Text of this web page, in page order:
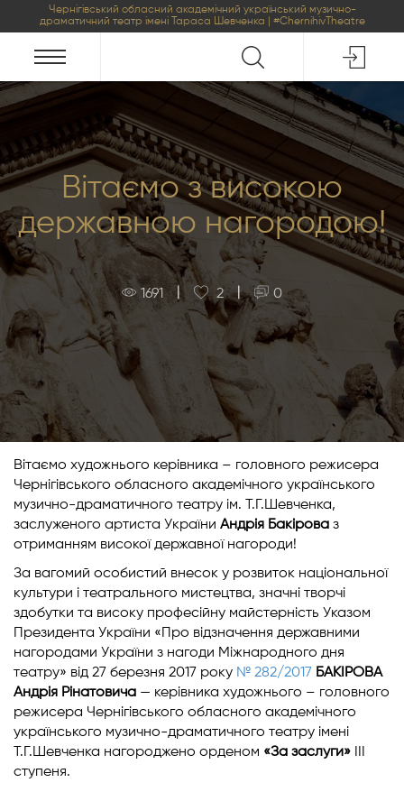
Чернігівський обласний академічний український музично-
драматичний театр імені Тараса Шевченка | #ChernihivTheatre
Вітаємо з високою
державною нагородою!
1691 | 2 | 0
Вітаємо художнього керівника – головного режисера
Чернігівського обласного академічного українського
музично-драматичного театру ім. Т.Г.Шевченка,
заслуженого артиста України Андрія Бакірова з
отриманням високої державної нагороди!
За вагомий особистий внесок у розвиток національної
культури і театрального мистецтва, значні творчі
здобутки та високу професійну майстерність Указом
Президента України «Про відзначення державними
нагородами України з нагоди Міжнародного дня
театру» від 27 березня 2017 року № 282/2017 БАКІРОВА
Андрія Рінатовича — керівника художнього – головного
режисера Чернігівського обласного академічного
українського музично-драматичного театру імені
Т.Г.Шевченка нагороджено орденом «За заслуги»
ступеня.